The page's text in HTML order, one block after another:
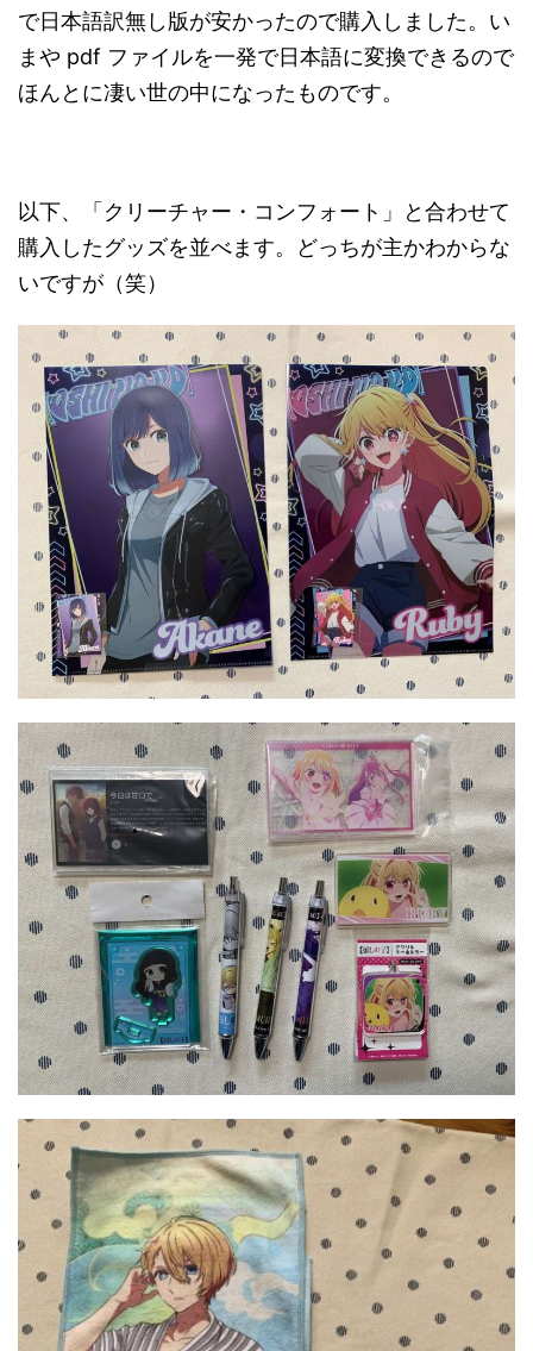
で日本語訳無し版が安かったので購入しました。い
まや pdf ファイルを一発で日本語に変換できるので
ほんとに凄い世の中になったものです。
以下、「クリーチャー・コンフォート」と合わせて
購入したグッズを並べます。どっちが主かわからな
いですが（笑）